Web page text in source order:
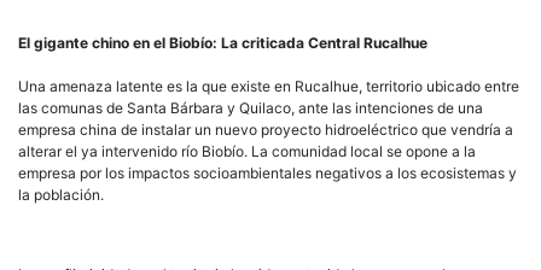
El gigante chino en el Biobío: La criticada Central Rucalhue
Una amenaza latente es la que existe en Rucalhue, territorio ubicado entre
las comunas de Santa Bárbara y Quilaco, ante las intenciones de una
empresa china de instalar un nuevo proyecto hidroeléctrico que vendría a
alterar el ya intervenido río Biobío. La comunidad local se opone a la
empresa por los impactos socioambientales negativos a los ecosistemas y
la población.